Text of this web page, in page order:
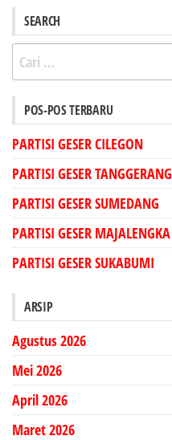
SEARCH
Cari
untuk:
POS-POS TERBARU
PARTISI GESER CILEGON
PARTISI GESER TANGGERANG
PARTISI GESER SUMEDANG
PARTISI GESER MAJALENGKA
PARTISI GESER SUKABUMI
ARSIP
Agustus 2026
Mei 2026
April 2026
Maret 2026